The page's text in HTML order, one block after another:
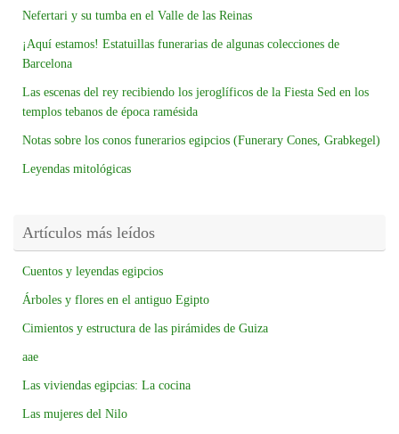
Nefertari y su tumba en el Valle de las Reinas
¡Aquí estamos! Estatuillas funerarias de algunas colecciones de
Barcelona
Las escenas del rey recibiendo los jeroglíficos de la Fiesta Sed en los
templos tebanos de época ramésida
Notas sobre los conos funerarios egipcios (Funerary Cones, Grabkegel)
Leyendas mitológicas
Artículos más leídos
Cuentos y leyendas egipcios
Árboles y flores en el antiguo Egipto
Cimientos y estructura de las pirámides de Guiza
aae
Las viviendas egipcias: La cocina
Las mujeres del Nilo